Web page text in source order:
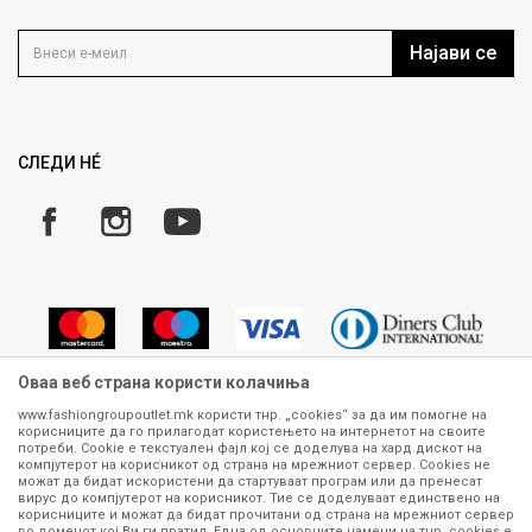
Кариера
Како да купите
Замена и рефундација на производи
Плаќање
Најави се
СЛЕДИ НÉ
Сите информации околу производите кои се изложени на нашата
онлајн продавница се стремиме да бидат конкретни, точни и прецизни,
меѓутоа не можеме да гарантираме дека се без ниту една грешка или
пак дека сите производи во моментот се достапни на залиха.
Фотографиите се најверодостојниот приказ на производот. Доколку
Оваа веб страна користи колачиња
www.fashiongroupoutlet.mk користи тнр. „cookies“ за да им помогне на
корисниците да го прилагодат користењето на интернетот на своите
потреби. Cookie е текстуален фајл кој се доделува на хард дискот на
компјутерот на корисникот од страна на мрежниот сервер. Cookies не
можат да бидат искористени да стартуваат програм или да пренесат
вирус до компјутерот на корисникот. Тие се доделуваат единствено на
корисниците и можат да бидат прочитани од страна на мрежниот сервер